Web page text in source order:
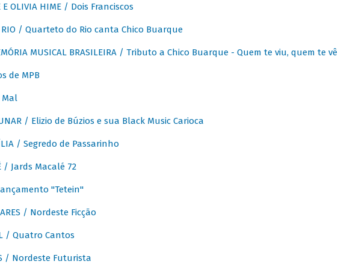
E OLIVIA HIME / Dois Franciscos
RIO / Quarteto do Rio canta Chico Buarque
MUSICAL BRASILEIRA / Tributo a Chico Buarque - Quem te viu, quem te vê
de MPB
Mal
/ Elizio de Búzios e sua Black Music Carioca
/ Segredo de Passarinho
/ Jards Macalé 72
"Tetein"
/ Nordeste Ficção
/ Quatro Cantos
/ Nordeste Futurista